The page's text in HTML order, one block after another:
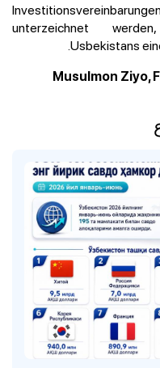
unterzeichnet
Usbekistans
Musulmon Ziyo,